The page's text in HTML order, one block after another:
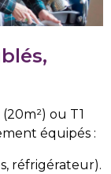
ou T1
équipés :
réfrigérateur).